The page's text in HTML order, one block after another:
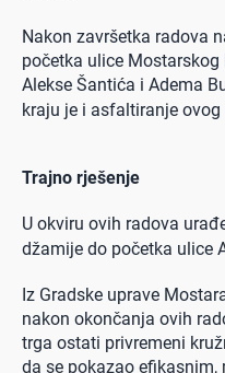
Nakon završetka radova
početka ulice
Alekse Šantića i Adema
kraju je i asfaltiranje
Trajno rješenje
U okviru ovih radova
džamije do početka ulice
Iz Gradske uprave
nakon okončanja ovih
trga ostati privremeni
da se pokazao